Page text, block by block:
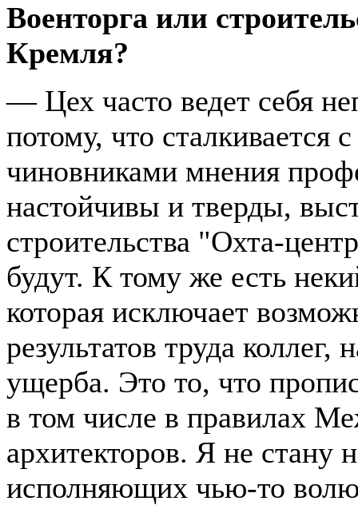
Военторга или
Кремля?
— Цех часто ведет себя
потому, что сталкивается
чиновниками мнения
настойчивы и тверды,
строительства "Охта-
будут. К тому же есть
которая исключает
результатов труда
ущерба. Это то, что
в том числе в правилах
архитекторов. Я не стану
исполняющих чью-то